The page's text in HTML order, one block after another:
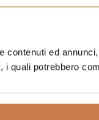
contenuti ed
i quali potrebbero